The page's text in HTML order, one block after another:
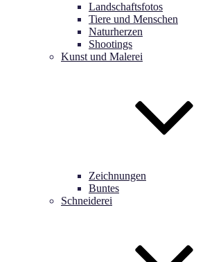
Landschaftsfotos
Tiere und Menschen
Naturherzen
Shootings
Kunst und Malerei
Zeichnungen
Buntes
Schneiderei